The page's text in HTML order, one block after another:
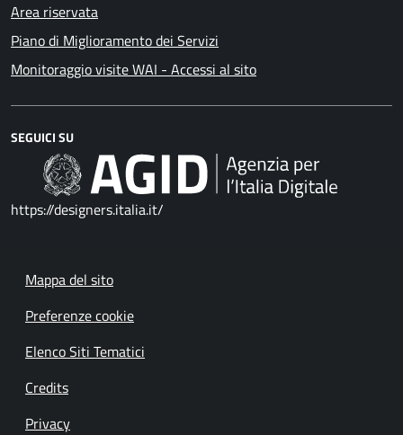
Area riservata
Piano di Miglioramento dei Servizi
Monitoraggio visite WAI - Accessi al sito
SEGUICI SU
https://designers.italia.it/
Mappa del sito
Preferenze cookie
Elenco Siti Tematici
Credits
Privacy